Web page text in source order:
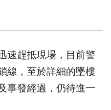
速趕抵現場，目前警
線，至於詳細的墜樓
事發經過，仍待進一